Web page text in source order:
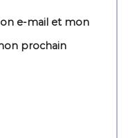
e-mail et mon
prochain